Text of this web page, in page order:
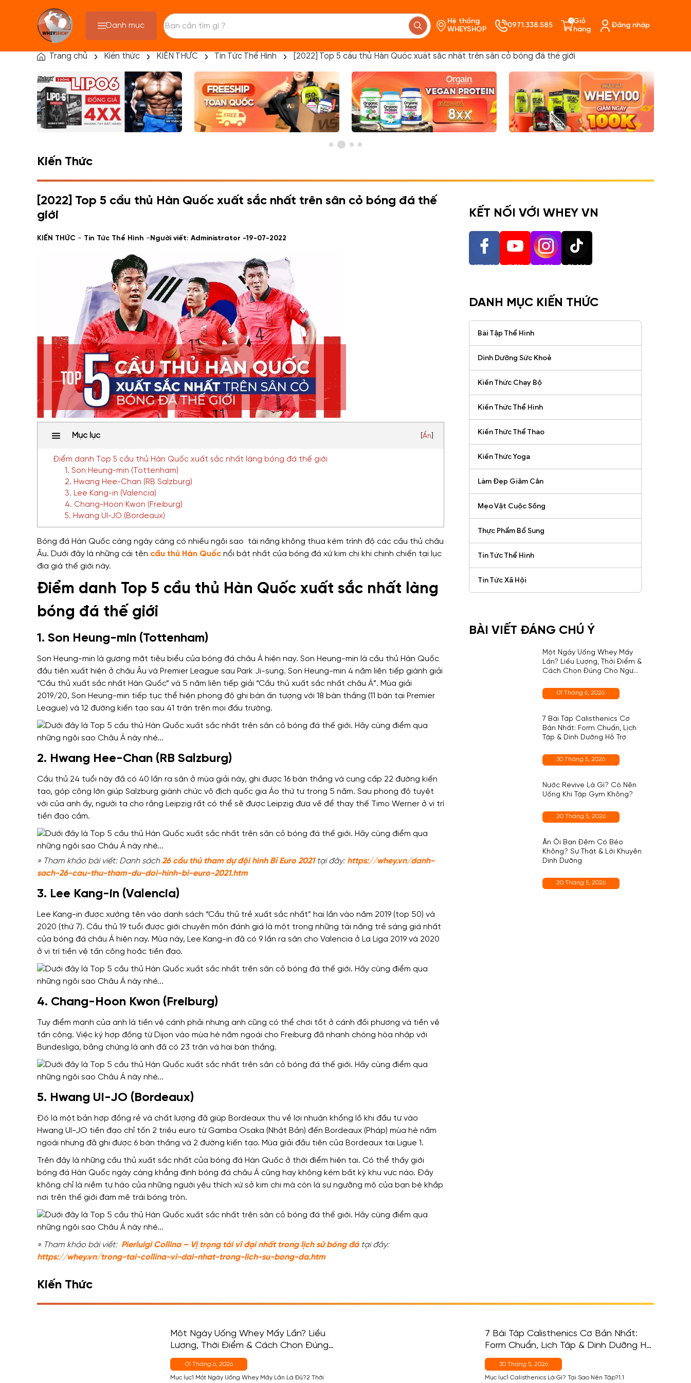
Danh mục
FLASH SALE
THANH LÝ
DANH MỤC SẢN PHẨM
THƯƠNG HIỆU
KIẾN THỨC TẬP LUYỆN
Hệ thống
WHEYSHOP
0971.338.585
0Giỏ
hàng
Chưa có sản phẩm trong giỏ hàng.
Đăng nhập
Trang chủ Kiến thức KIẾN THỨC Tin Tức Thể Hình [2022] Top 5 cầu thủ Hàn Quốc xuất sắc nhất trên sân cỏ bóng đá thế giới
Kiến Thức
[2022] Top 5 cầu thủ Hàn Quốc xuất sắc nhất trên sân cỏ bóng đá thế
giới
KIẾN THỨC - Tin Tức Thể Hình -Người viết: Administrator -19-07-2022
Mục lục Ẩn
Điểm danh Top 5 cầu thủ Hàn Quốc xuất sắc nhất làng bóng đá thế giới
1. Son Heung-min (Tottenham)
2. Hwang Hee-Chan (RB Salzburg)
3. Lee Kang-in (Valencia)
4. Chang-Hoon Kwon (Freiburg)
5. Hwang UI-JO (Bordeaux)
Bóng đá Hàn Quốc càng ngày càng có nhiều ngôi sao tài năng không thua kém trình độ các cầu thủ châu
Âu. Dưới đây là những cái tên cầu thủ Hàn Quốc nổi bật nhất của bóng đá xứ kim chi khi chinh chiến tại lục
địa già thế giới này.
Điểm danh Top 5 cầu thủ Hàn Quốc xuất sắc nhất làng
bóng đá thế giới
1. Son Heung-min (Tottenham)
Son Heung-min là gương mặt tiêu biểu của bóng đá châu Á hiện nay. Son Heung-min là cầu thủ Hàn Quốc
đầu tiên xuất hiện ở châu Âu và Premier League sau Park Ji-sung. Son Heung-min 4 năm liên tiếp giành giải
“Cầu thủ xuất sắc nhất Hàn Quốc” và 5 năm liên tiếp giải “Cầu thủ xuất sắc nhất châu Á”. Mùa giải
2019/20, Son Heung-min tiếp tục thể hiện phong độ ghi bàn ấn tượng với 18 bàn thắng (11 bàn tại Premier
League) và 12 đường kiến ​​tạo sau 41 trận trên mọi đấu trường.
2. Hwang Hee-Chan (RB Salzburg)
Cầu thủ 24 tuổi này đã có 40 lần ra sân ở mùa giải này, ghi được 16 bàn thắng và cung cấp 22 đường kiến ​​
tạo, góp công lớn giúp Salzburg giành chức vô địch quốc gia Áo thứ tư trong 5 năm. Sau phong độ tuyệt
vời của anh ấy, người ta cho rằng Leipzig rất có thể sẽ được Leipzig đưa về để thay thế Timo Werner ở vị trí
tiền đạo cắm.
» Tham khảo bài viết: Danh sách26 cầu thủ tham dự đội hình Bỉ Euro 2021tại đây: https://whey.vn/danh-
sach-26-cau-thu-tham-du-doi-hinh-bi-euro-2021.htm
3. Lee Kang-in (Valencia)
Lee Kang-in được xướng tên vào danh sách “Cầu thủ trẻ xuất sắc nhất” hai lần vào năm 2019 (top 50) và
2020 (thứ 7). Cầu thủ 19 tuổi được giới chuyên môn đánh giá là một trong những tài năng trẻ sáng giá nhất
của bóng đá châu Á hiện nay. Mùa này, Lee Kang-in đã có 9 lần ra sân cho Valencia ở La Liga 2019 và 2020
ở vị trí tiền vệ tấn công hoặc tiền đạo.
4. Chang-Hoon Kwon (Freiburg)
Tuy điểm mạnh của anh là tiền vệ cánh phải nhưng anh cũng có thể chơi tốt ở cánh đối phương và tiền vệ
tấn công. Việc ký hợp đồng từ Dijon vào mùa hè năm ngoái cho Freiburg đã nhanh chóng hòa nhập với
Bundesliga, bằng chứng là anh đã có 23 trận và hai bàn thắng.
5. Hwang UI-JO (Bordeaux)
Đó là một bản hợp đồng rẻ và chất lượng đã giúp Bordeaux thu về lợi nhuận khổng lồ khi đầu tư vào
Hwang UI-JO tiền đạo chỉ tốn 2 triệu euro từ Gamba Osaka (Nhật Bản) đến Bordeaux (Pháp) mùa hè năm
ngoái nhưng đã ghi được 6 bàn thắng và 2 đường kiến ​​tạo. Mùa giải đầu tiên của Bordeaux tại Ligue 1.
Trên đây là những cầu thủ xuất sắc nhất của bóng đá Hàn Quốc ở thời điểm hiện tại. Có thể thấy giới
bóng đá Hàn Quốc ngày càng khẳng định bóng đá châu Á cũng hay không kém bất kỳ khu vực nào. Đây
không chỉ là niềm tự hào của những người yêu thích xứ sở kim chi mà còn là sự ngưỡng mộ của bạn bè khắp
nơi trên thế giới đam mê trái bóng tròn.
» Tham khảo bài viết: Pierluigi Collina – Vị trọng tài vĩ đại nhất trong lịch sử bóng đátại đây:
https://whey.vn/trong-tai-collina-vi-dai-nhat-trong-lich-su-bong-da.htm
KẾT NỐI VỚI WHEY VN
255,402 15,720 2,938 73,000
DANH MỤC KIẾN THỨC
Bài Tập Thể Hình
Dinh Dưỡng Sức Khoẻ
Kiến Thức Chạy Bộ
Kiến Thức Thể Hình
Kiến Thức Thể Thao
Kiến Thức Yoga
Làm Đẹp Giảm Cân
Mẹo Vặt Cuộc Sống
Thực Phẩm Bổ Sung
Tin Tức Thể Hình
Tin Tức Xã Hội
BÀI VIẾT ĐÁNG CHÚ Ý
Một Ngày Uống Whey Mấy
Lần? Liều Lượng, Thời Điểm &
Cách Chọn Đúng Cho Người
01 Tháng 6, 2026
7 Bài Tập Calisthenics Cơ
Bản Nhất: Form Chuẩn, Lịch
Tập & Dinh Dưỡng Hỗ Trợ
30 Tháng 5, 2026
Nước Revive Là Gì? Có Nên
Uống Khi Tập Gym Không?
20 Tháng 5, 2026
Ăn Ổi Ban Đêm Có Béo
Không? Sự Thật & Lời Khuyên
Dinh Dưỡng
20 Tháng 5, 2026
Kiến Thức
Một Ngày Uống Whey Mấy Lần? Liều
Lượng, Thời Điểm & Cách Chọn Đúng
Cho Người Mới
01 Tháng 6, 2026
Mục lục1 Một Ngày Uống Whey Mấy Lần Là Đủ?2 Thời
7 Bài Tập Calisthenics Cơ Bản Nhất:
Form Chuẩn, Lịch Tập & Dinh Dưỡng Hỗ
Trợ
30 Tháng 5, 2026
Mục lục1 Calisthenics Là Gì? Tại Sao Nên Tập?1.1